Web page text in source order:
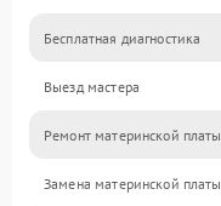
Бесплатная диагностика
Выезд мастера
Ремонт материнской платы
Замена материнской платы